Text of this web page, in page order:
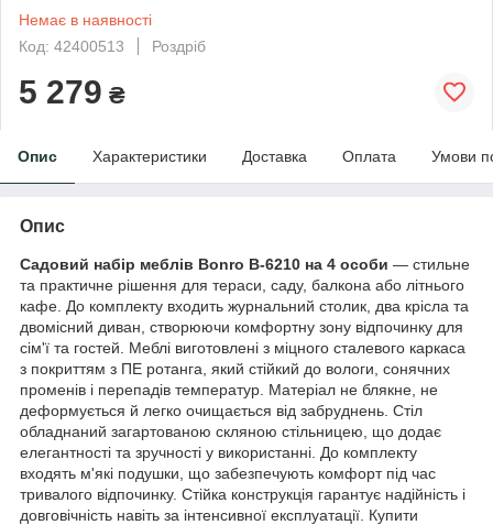
Немає в наявності
Код: 42400513
Роздріб
5 279 ₴
Опис Характеристики Доставка Оплата Умови
Опис
Садовий набір меблів Bonro B-6210 на 4 особи — стильне
та практичне рішення для тераси, саду, балкона або літнього
кафе. До комплекту входить журнальний столик, два крісла та
двомісний диван, створюючи комфортну зону відпочинку для
сім'ї та гостей. Меблі виготовлені з міцного сталевого каркаса
з покриттям з ПЕ ротанга, який стійкий до вологи, сонячних
променів і перепадів температур. Матеріал не блякне, не
деформується й легко очищається від забруднень. Стіл
обладнаний загартованою скляною стільницею, що додає
елегантності та зручності у використанні. До комплекту
входять м'які подушки, що забезпечують комфорт під час
тривалого відпочинку. Стійка конструкція гарантує надійність і
довговічність навіть за інтенсивної експлуатації. Купити